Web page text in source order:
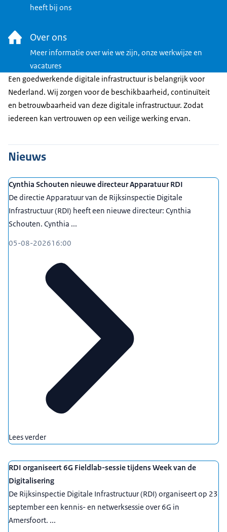
heeft bij ons
Over ons
Meer informatie over wie we zijn, onze werkwijze en
vacatures
Een goedwerkende digitale infrastructuur is belangrijk voor
Nederland. Wij zorgen voor de beschikbaarheid, continuïteit
en betrouwbaarheid van deze digitale infrastructuur. Zodat
iedereen kan vertrouwen op een veilige werking ervan.
Nieuws
Cynthia Schouten nieuwe directeur Apparatuur RDI
De directie Apparatuur van de Rijksinspectie Digitale
Infrastructuur (RDI) heeft een nieuwe directeur: Cynthia
Schouten. Cynthia ...
05-08-202616:00
Lees verder
RDI organiseert 6G Fieldlab-sessie tijdens Week van de
Digitalisering
De Rijksinspectie Digitale Infrastructuur (RDI) organiseert op 23
september een kennis- en netwerksessie over 6G in
Amersfoort. ...